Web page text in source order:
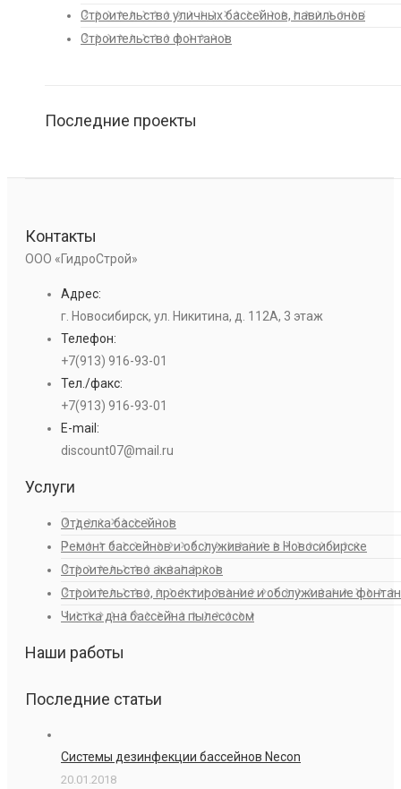
Строительство уличных бассейнов, павильонов
Строительство фонтанов
Последние проекты
Контакты
ООО «ГидроСтрой»
Адрес:
г. Новосибирск, ул. Никитина, д. 112А, 3 этаж
Телефон:
+7(913) 916-93-01
Тел./факс:
+7(913) 916-93-01
E-mail:
discount07@mail.ru
Услуги
Отделка бассейнов
Ремонт бассейнов и обслуживание в Новосибирске
Строительство аквапарков
Строительство, проектирование и обслуживание
Чистка дна бассейна пылесосом
Наши работы
Последние статьи
Системы дезинфекции бассейнов Necon
20.01.2018